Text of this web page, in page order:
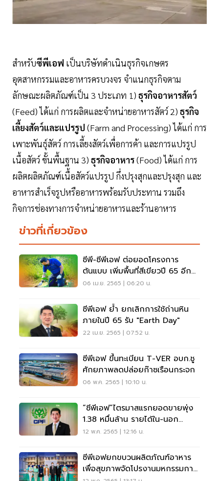
สำหรับซีพีเอฟ เป็นบริษัทดำเนินธุรกิจเกษตร
อุตสาหกรรมและอาหารครบวงจร จําแนกธุรกิจตาม
ลักษณะผลิตภัณฑ์เป็น 3 ประเภท 1) ธุรกิจอาหารสัตว์
(Feed) ได้แก่ การผลิตและจำหน่ายอาหารสัตว์ 2) ธุรกิจ
เลี้ยงสัตว์และแปรรูป (Farm and Processing) ได้แก่ การ
เพาะพันธุ์สัตว์ การเลี้ยงสัตว์เพื่อการค้า และการแปรรูป
เนื้อสัตว์ ขั้นพื้นฐาน 3) ธุรกิจอาหาร(Food) ได้แก่ การ
ผลิตผลิตภัณฑ์เนื้อสัตว์แปรรูป กึ่งปรุงสุกและปรุงสุก และ
อาหารสำเร็จรูปหรืออาหารพร้อมรับประทาน รวมถึง
กิจการช่องทางการจำหน่ายอาหารและร้านอาหาร
ข่าวที่เกี่ยวข้อง
ซีพี-ซีพีเอฟ ต่อยอดโครงการ
ต้นแบบ เพิ่มพื้นที่สีเขียวปี 65 อีก
1,000 ไร่
06 เม.ย. 2565 | 06:20 น.
ซีพีเอฟ ย้ำ ยกเลิกการใช้ถ่านหิน
ภายในปี 65 รับ "Earth Day"
22 เม.ย. 2565 | 07:52 น.
ซีพีเอฟ ขึ้นทะเบียน T-VER อบก.ชู
ศักยภาพลดปล่อยก๊าซเรือนกระจก
06 พ.ค. 2565 | 10:10 น.
“ซีพีเอฟ”ไตรมาสแรกยอดขายพุ่ง
1.38 หมื่นล้าน รายได้ใน-นอก
ประเทศโตต่อเนื่อง
12 พ.ค. 2565 | 12:16 น.
ซีพีเอฟยกขบวนผลิตภัณฑ์อาหาร
เพื่อสุขภาพจัดโปรงานมหกรรมการ